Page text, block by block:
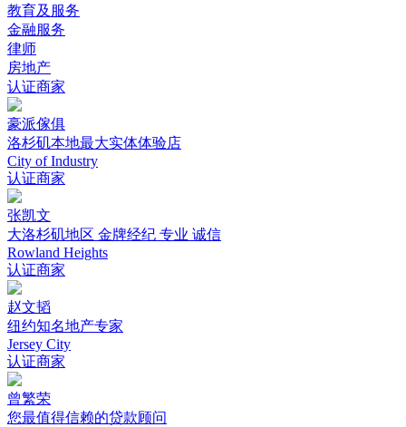
教育及服务
金融服务
律师
房地产
认证商家
豪派傢俱
洛杉矶本地最大实体体验店
City of Industry
认证商家
张凯文
大洛杉矶地区 金牌经纪 专业 诚信
Rowland Heights
认证商家
赵文韬
纽约知名地产专家
Jersey City
认证商家
曾繁荣
您最值得信赖的贷款顾问